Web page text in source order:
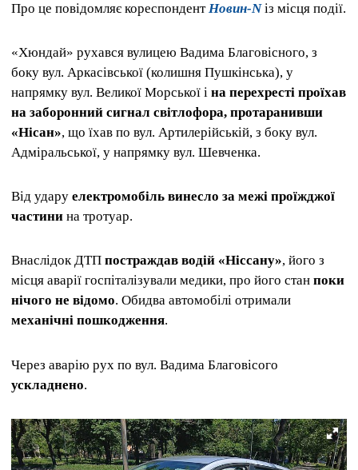
Про це повідомляє кореспондент Новин-Nіз місця події.
«Хюндай» рухався вулицею Вадима Благовісного, з
боку вул. Аркасівської (колишня Пушкінська), у
напрямку вул. Великої Морської і на перехресті проїхав
на заборонний сигнал світлофора, протаранивши
«Нісан», що їхав по вул. Артилерійській, з боку вул.
Адміральської, у напрямку вул. Шевченка.
Від удару електромобіль винесло за межі проїжджої
частини на тротуар.
Внаслідок ДТП постраждав водій «Ніссану», його з
місця аварії госпіталізували медики, про його стан поки
нічого не відомо. Обидва автомобілі отримали
механічні пошкодження.
Через аварію рух по вул. Вадима Благовісого
ускладнено.